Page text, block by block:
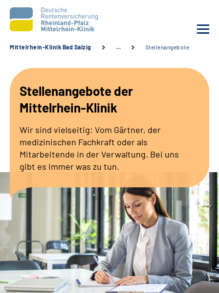
Unsere Angebote
Karriere
Zuweisende &
Leichte Sprache
Gebärdensprache
Mittelrhein-Klinik Bad Salzig … Stellenangebote
Stellenangebote der
Mittelrhein-Klinik
Wir sind vielseitig: Vom Gärtner, der
medizinischen Fachkraft oder als
Mitarbeitende in der Verwaltung. Bei uns
gibt es immer was zu tun.